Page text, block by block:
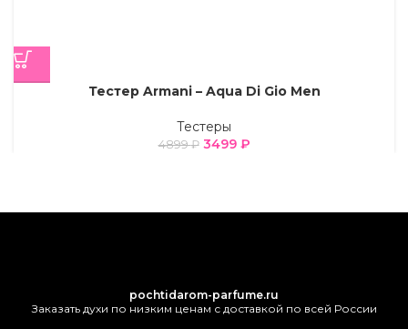
Тестер Armani – Aqua Di Gio Men
Тестеры
4899₽ 3499 ₽
pochtidarom-parfume.ru
Заказать духи по низким ценам с доставкой по всей России